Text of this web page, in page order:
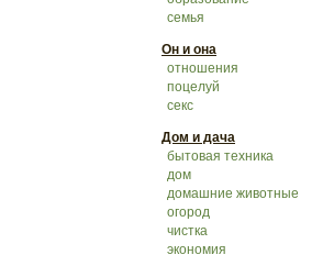
семья
Он и она
отношения
поцелуй
секс
Дом и дача
бытовая техника
дом
домашние животные
огород
чистка
экономия